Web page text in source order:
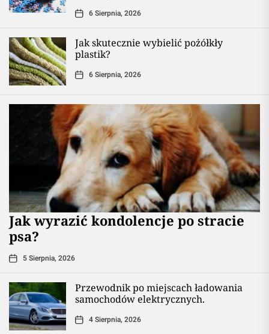
6 Sierpnia, 2026
Jak skutecznie wybielić pożółkły
plastik?
6 Sierpnia, 2026
Jak wyrazić kondolencje po stracie
psa?
5 Sierpnia, 2026
Przewodnik po miejscach ładowania
samochodów elektrycznych.
4 Sierpnia, 2026